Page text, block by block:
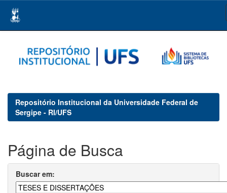
navigation
Repositório Institucional da Universidade Federal de
Sergipe - RI/UFS
Página de Busca
Buscar em: